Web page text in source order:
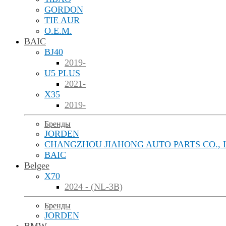
GORDON
TIE AUR
O.E.M.
BAIC
BJ40
2019-
U5 PLUS
2021-
X35
2019-
Бренды
JORDEN
CHANGZHOU JIAHONG AUTO PARTS CO.,
BAIC
Belgee
X70
2024 - (NL-3B)
Бренды
JORDEN